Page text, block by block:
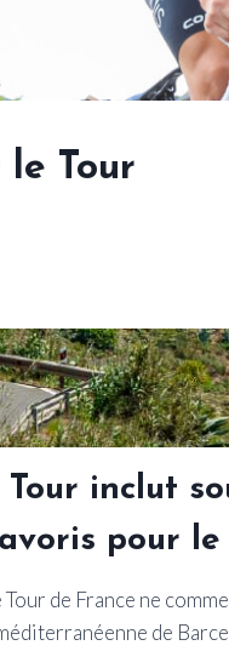
Tour
inclut
pour
de France ne
de